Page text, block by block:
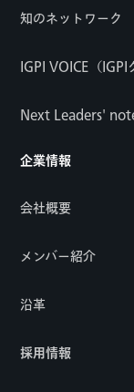
知のネットワーク
IGPI VOICE（IGPI
Next Leaders'
企業情報
会社概要
メンバー紹介
沿革
採用情報